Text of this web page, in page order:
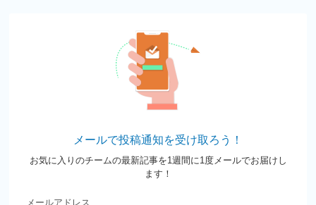
メールで投稿通知を受け取ろう！
お気に入りのチームの最新記事を1週間に1度メールでお届けし
ます！
メールアドレス